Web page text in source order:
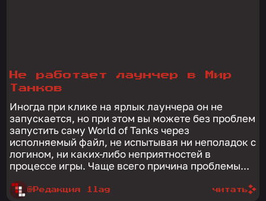
Не работает лаунчер в Мир
Танков
Иногда при клике на ярлык лаунчера он не
запускается, но при этом вы можете без проблем
запустить саму World of Tanks через
исполняемый файл, не испытывая ни неполадок с
логином, ни каких-либо неприятностей в
процессе игры. Чаще всего причина проблемы...
@Редакция 1lag читать